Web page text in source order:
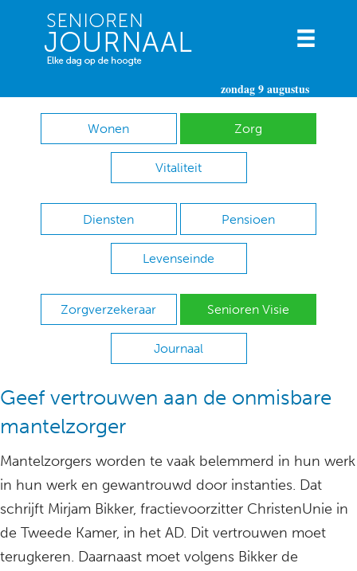
zondag 9 augustus
Wonen Zorg
Vitaliteit
Diensten Pensioen
Levenseinde
Zorgverzekeraar Senioren Visie
Journaal
Geef vertrouwen aan de onmisbare
mantelzorger
Mantelzorgers worden te vaak belemmerd in hun werk
in hun werk en gewantrouwd door instanties. Dat
schrijft Mirjam Bikker, fractievoorzitter ChristenUnie in
de Tweede Kamer, in het AD. Dit vertrouwen moet
terugkeren. Daarnaast moet volgens Bikker de